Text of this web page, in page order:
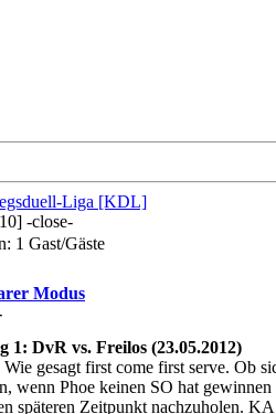
Liga [KDL]
-close-
1 Gast/Gäste
Modus
1: DvR vs. Freilos (23.05.2012)
Wie gesagt first come first serve. Ob
wenn Phoe keinen SO hat
späteren Zeitpunkt nachzuholen.